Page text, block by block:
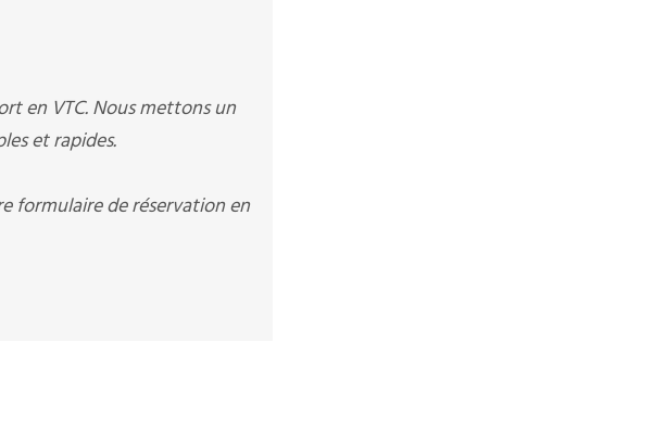
en VTC. Nous mettons un
et rapides.
formulaire de réservation en